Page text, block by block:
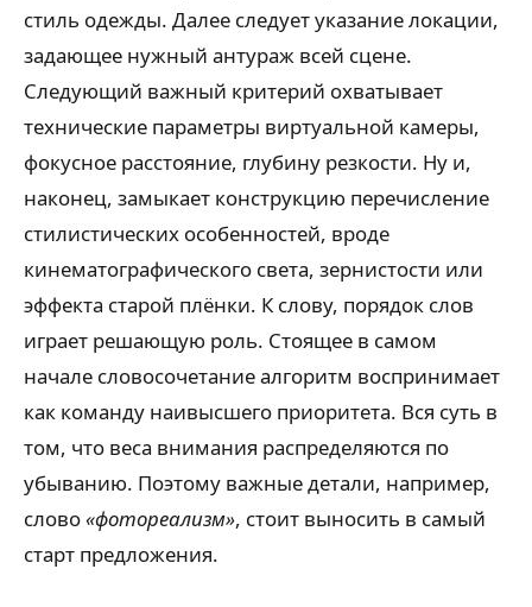
стиль одежды. Далее следует указание локации,
задающее нужный антураж всей сцене.
Следующий важный критерий охватывает
технические параметры виртуальной камеры,
фокусное расстояние, глубину резкости. Ну и,
наконец, замыкает конструкцию перечисление
стилистических особенностей, вроде
кинематографического света, зернистости или
эффекта старой плёнки. К слову, порядок слов
играет решающую роль. Стоящее в самом
начале словосочетание алгоритм воспринимает
как команду наивысшего приоритета. Вся суть в
том, что веса внимания распределяются по
убыванию. Поэтому важные детали, например,
слово«фотореализм», стоит выносить в самый
старт предложения.